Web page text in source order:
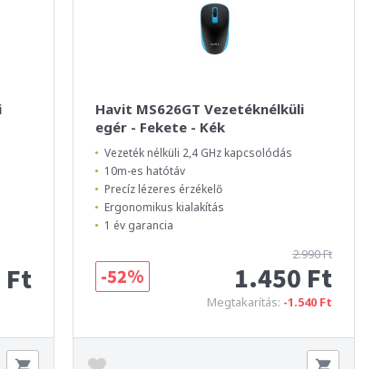
Ft
Havit MS626GT Vezetéknélküli
egér - Fekete - Kék
Vezeték nélküli 2,4 GHz kapcsolódás
10m-es hatótáv
Precíz lézeres érzékelő
Ergonomikus kialakítás
1 év garancia
2.990 Ft
1.450 Ft
Megtakarítás: -1.540 Ft
-52%